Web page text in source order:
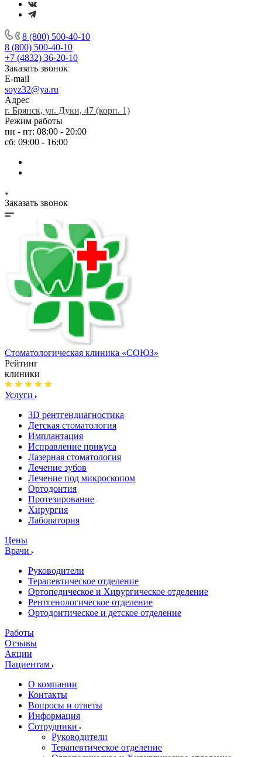
8 (800) 500-40-10
8 (800) 500-40-10
+7 (4832) 36-20-10
Заказать звонок
E-mail
soyz32@ya.ru
Адрес
г. Брянск, ул. Дуки, 47 (корп. 1)
Режим работы
пн - пт: 08:00 - 20:00
сб: 09:00 - 16:00
Заказать звонок
Стоматологическая клиника «СОЮЗ»
Рейтинг
клиники
Услуги
3D рентгендиагностика
Детская стоматология
Имплантация
Исправление прикуса
Лазерная стоматология
Лечение зубов
Лечение под микроскопом
Ортодонтия
Протезирование
Хирургия
Лаборатория
Цены
Врачи
Руководители
Терапевтическое отделение
Ортопедическое и Хирургическое отделение
Рентгенологическое отделение
Ортодонтическое и детское отделение
Работы
Отзывы
Акции
Пациентам
О компании
Контакты
Вопросы и ответы
Информация
Сотрудники
Руководители
Терапевтическое отделение